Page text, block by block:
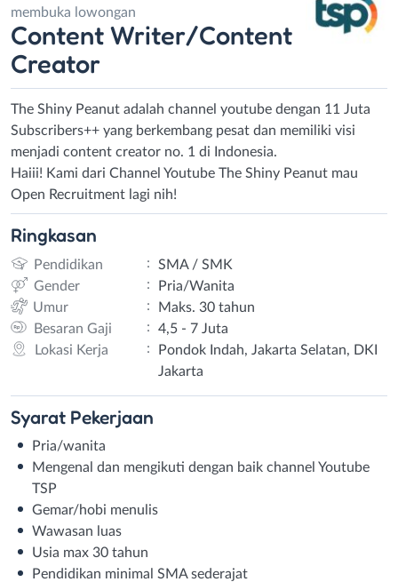
membuka lowongan
Content Writer/Content
Creator
The Shiny Peanut adalah channel youtube dengan 11 Juta
Subscribers++ yang berkembang pesat dan memiliki visi
menjadi content creator no. 1 di Indonesia.
Haiii! Kami dari Channel Youtube The Shiny Peanut mau
Open Recruitment lagi nih!
Ringkasan
Pendidikan :
SMA / SMK
Gender
:
Pria/Wanita
Umur
:
Maks. 30 tahun
Besaran Gaji
:
4,5 - 7 Juta
Lokasi Kerja
:
Pondok Indah, Jakarta Selatan, DKI
Jakarta
Syarat Pekerjaan
Pria/wanita
Mengenal dan mengikuti dengan baik channel Youtube
TSP
Gemar/hobi menulis
Wawasan luas
Usia max 30 tahun
Pendidikan minimal SMA sederajat